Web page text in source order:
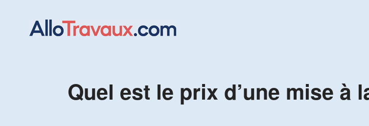
Quel est le prix d’une mise à